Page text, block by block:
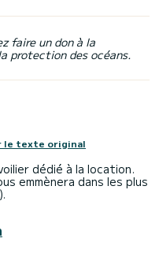
faire un don à la
protection des océans.
le texte original
dédié à la location.
emmènera dans les plus
Avec une longueur
allié pour passer